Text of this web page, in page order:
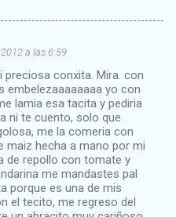
a las 6:59
preciosa conxita. Mira. con
embelezaaaaaaaa yo con
lamia esa tacita y pediria
ni te cuento, solo que
me la comeria con
maiz hecha a mano por mi
de repollo con tomate y
me mandastes pal
porque es una de mis
el tecito, me regreso del